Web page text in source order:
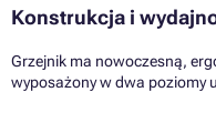
Konstrukcja i
Grzejnik ma nowoczesną,
wyposażony w dwa poziomy